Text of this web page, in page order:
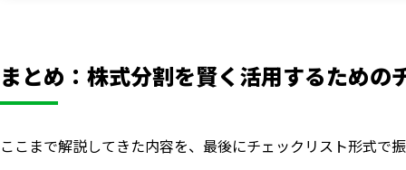
まとめ：株式分割を賢く活用するための
ここまで解説してきた内容を、最後にチェックリスト形式で